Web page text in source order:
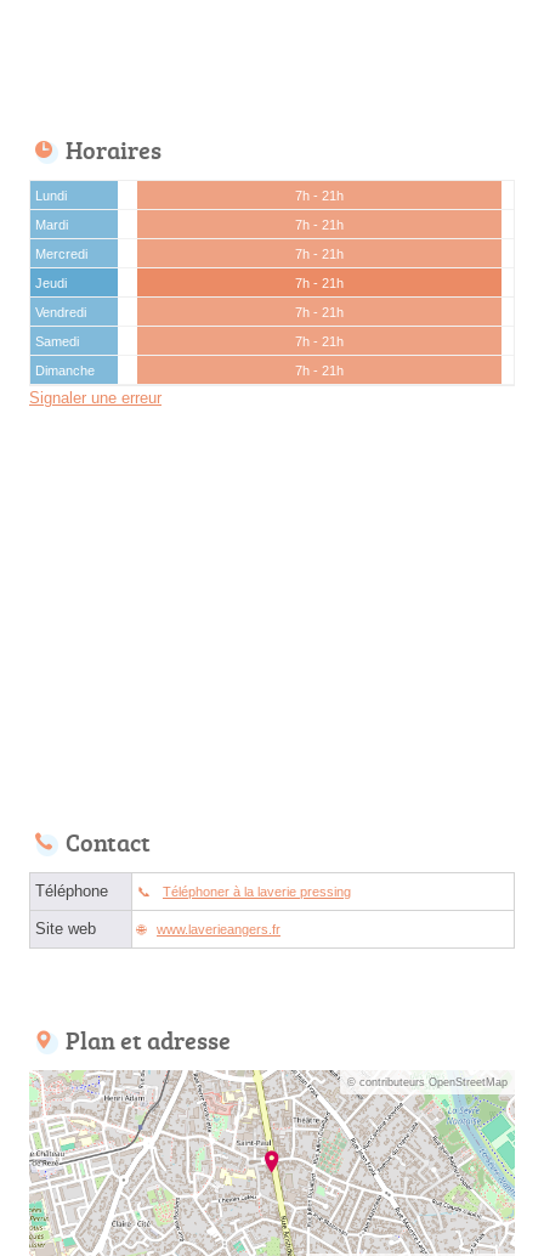
Horaires
Lundi
7h - 21h
Mardi
7h - 21h
Mercredi
7h - 21h
Jeudi
7h - 21h
Vendredi
7h - 21h
Samedi
7h - 21h
Dimanche
7h - 21h
Signaler une erreur
Contact
Téléphone Téléphoner à la laverie pressing
Site web www.laverieangers.fr
Plan et adresse
© contributeurs OpenStreetMap